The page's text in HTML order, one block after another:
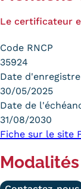
Le certificateur
Code RNCP
35924
Date
30/05/2025
Date de
31/08/2030
Fiche sur le site